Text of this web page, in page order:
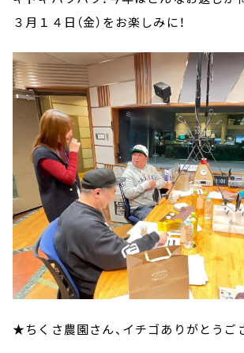
３月１４日（金）をお楽しみに！
★ちくさ農園さん、イチゴありがとうご